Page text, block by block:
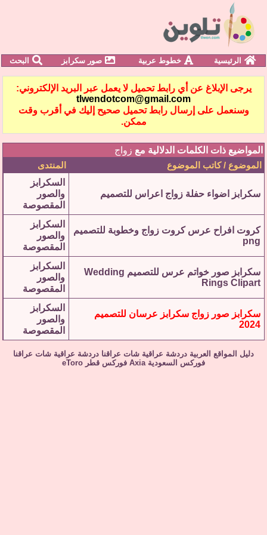
الرئيسية خطوط عربية صور سكرابز البحث
يرجى الإبلاغ عن أي رابط تحميل لا يعمل عبر البريد الإلكتروني:
tlwendotcom@gmail.com
وسنعمل على إرسال رابط تحميل صحيح إليك في أقرب وقت
ممكن.
المواضيع ذات الكلمات الدلالية مع زواج
الموضوع / كاتب الموضوع المنتدى
سكرابز اضواء حفلة زواج اعراس للتصميم
السكرابز
والصور
المقصوصة
كروت افراح عرس كروت زواج وخطوبة للتصميم
png
السكرابز
والصور
المقصوصة
سكرابز صور خواتم عرس للتصميم Wedding
Rings Clipart
السكرابز
والصور
المقصوصة
سكرابز صور زواج سكرابز عرسان للتصميم
2024
السكرابز
والصور
المقصوصة
دليل المواقع العربية دردشة عراقية شات عراقنا دردشة عراقية شات عراقنا
فوركس السعودية Axia فوركس قطر eToro